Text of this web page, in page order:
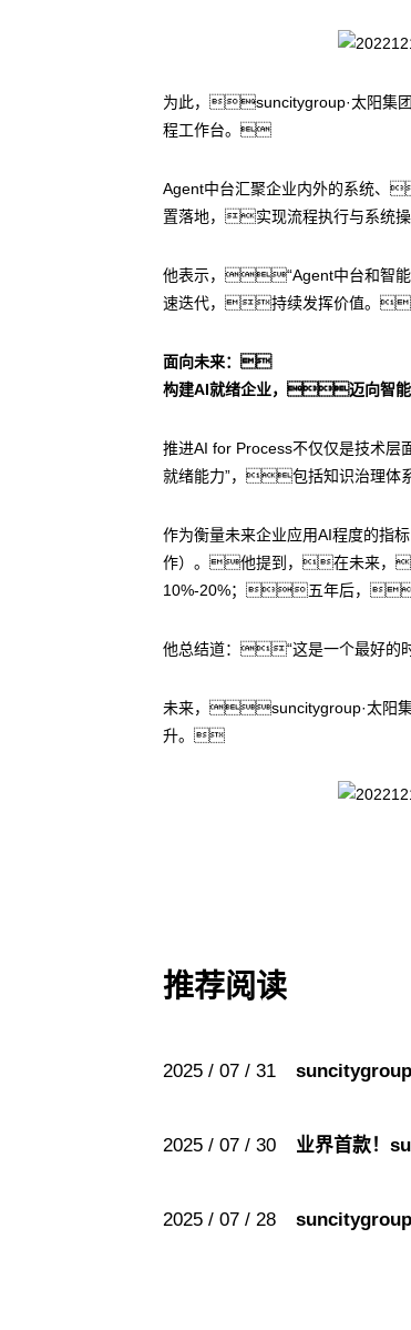
为此，suncitygroup·太阳集
程工作台。
Agent中台汇聚企业内外的系统
置落地，实现流程执行与系
他表示，“Agent中台和智能
速迭代，持续发挥价值。
面向未来：
构建AI就绪企业，迈向智能
推进AI for Process不仅仅是技
就绪能力”，包括知识治理
作为衡量未来企业应用AI程度的
作）。他提到，在未来，
10%-20%；五年后，
他总结道：“这是一个最好
未来，suncitygroup·太阳集
升。
推荐阅读
2025 / 07 / 31
2025 / 07 / 30 业界首款！
2025 / 07 / 28